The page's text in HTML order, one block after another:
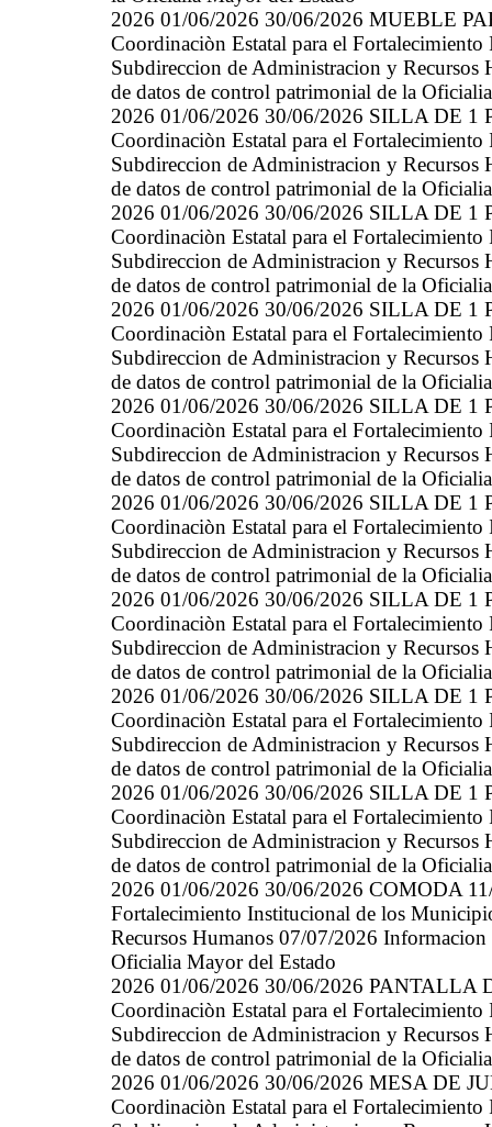
2026 01/06/2026 30/06/2026 MUEBLE
Coordinaciòn Estatal para el
Subdireccion de Administracion y Recursos
de datos de control patrimonial de la
2026 01/06/2026 30/06/2026 SILLA DE
Coordinaciòn Estatal para el
Subdireccion de Administracion y Recursos
de datos de control patrimonial de la
2026 01/06/2026 30/06/2026 SILLA DE
Coordinaciòn Estatal para el
Subdireccion de Administracion y Recursos
de datos de control patrimonial de la
2026 01/06/2026 30/06/2026 SILLA DE
Coordinaciòn Estatal para el
Subdireccion de Administracion y Recursos
de datos de control patrimonial de la
2026 01/06/2026 30/06/2026 SILLA DE
Coordinaciòn Estatal para el
Subdireccion de Administracion y Recursos
de datos de control patrimonial de la
2026 01/06/2026 30/06/2026 SILLA DE
Coordinaciòn Estatal para el
Subdireccion de Administracion y Recursos
de datos de control patrimonial de la
2026 01/06/2026 30/06/2026 SILLA DE
Coordinaciòn Estatal para el
Subdireccion de Administracion y Recursos
de datos de control patrimonial de la
2026 01/06/2026 30/06/2026 SILLA DE
Coordinaciòn Estatal para el
Subdireccion de Administracion y Recursos
de datos de control patrimonial de la
2026 01/06/2026 30/06/2026 SILLA DE
Coordinaciòn Estatal para el
Subdireccion de Administracion y Recursos
de datos de control patrimonial de la
2026 01/06/2026 30/06/2026 COMODA
Fortalecimiento Institucional de los
Recursos Humanos 07/07/2026 Informacion
Oficialia Mayor del Estado
2026 01/06/2026 30/06/2026 PANTALLA
Coordinaciòn Estatal para el
Subdireccion de Administracion y Recursos
de datos de control patrimonial de la
2026 01/06/2026 30/06/2026 MESA DE
Coordinaciòn Estatal para el